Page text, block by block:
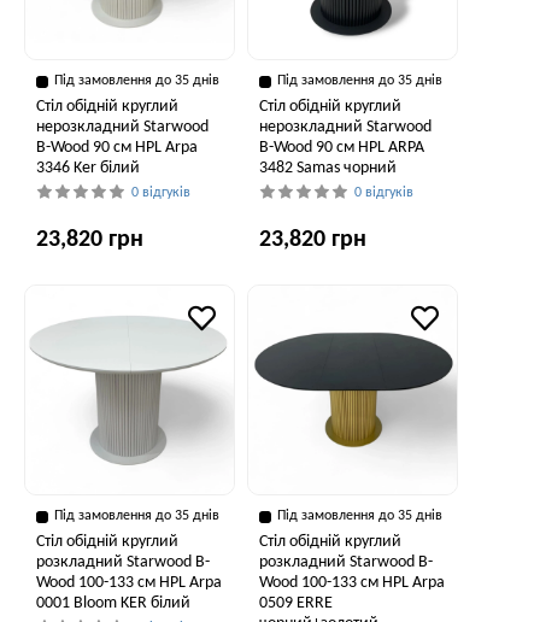
Під замовлення до 35 днів
Стіл обідній круглий
нерозкладний Starwood
B-Wood 90 см HPL Arpa
3346 Ker білий
0 відгуків
23,820 грн
Під замовлення до 35 днів
Стіл обідній круглий
нерозкладний Starwood
B-Wood 90 см HPL ARPA
3482 Samas чорний
0 відгуків
23,820 грн
Під замовлення до 35 днів
Стіл обідній круглий
розкладний Starwood B-
Wood 100-133 см HPL Arpa
0001 Bloom KER білий
Під замовлення до 35 днів
Стіл обідній круглий
розкладний Starwood B-
Wood 100-133 см HPL Arpa
0509 ERRE